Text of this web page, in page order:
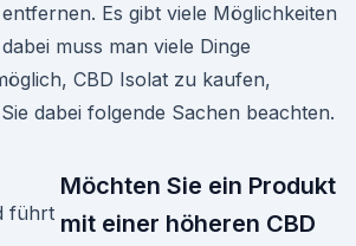
Es gibt viele Möglichkeiten
muss man viele Dinge
CBD Isolat zu kaufen,
dabei folgende Sachen beachten.
Möchten Sie ein Produkt
mit einer höheren CBD